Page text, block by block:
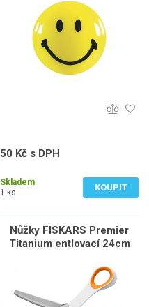
50 Kč s DPH
Skladem
1 ks
KOUPIT
Nůžky FISKARS Premier
Titanium entlovací 24cm